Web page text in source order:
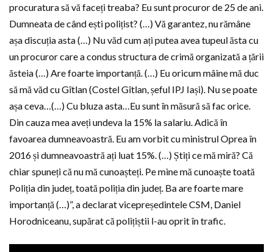
procuratura să vă faceți treaba? Eu sunt procuror de 25 de ani.
Dumneata de când ești polițist? (…) Vă garantez, nu rămâne
așa discuția asta (…) Nu văd cum ați putea avea tupeul ăsta cu
un procuror care a condus structura de crimă organizată a țării
ăsteia (…) Are foarte importanță. (…) Eu oricum mâine mă duc
să mă văd cu Gîtlan (Costel Gîtlan, șeful IPJ Iași). Nu se poate
așa ceva…(…) Cu bluza asta…Eu sunt în măsură să fac orice.
Din cauza mea aveți undeva la 15% la salariu. Adică în
favoarea dumneavoastră. Eu am vorbit cu ministrul Oprea în
2016 și dumneavoastră ați luat 15%. (…) Știți ce mă miră? Că
chiar spuneți că nu mă cunoașteți. Pe mine mă cunoaște toată
Poliția din județ, toată poliția din județ. Ba are foarte mare
importanță (…)”, a declarat vicepreședintele CSM, Daniel
Horodniceanu, supărat că polițiștii l-au oprit în trafic.